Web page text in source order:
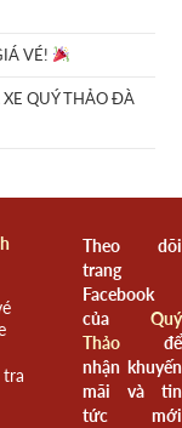
VÉ!
QUÝ THẢO ĐÀ
tra
Theo dõi
trang
Facebook
của Quý
Thảođể
nhận khuyến
mãi và tin
tức mới